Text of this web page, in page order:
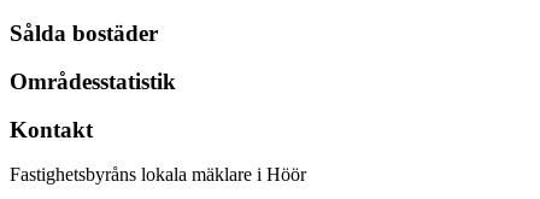
Sålda bostäder
Områdesstatistik
Kontakt
Fastighetsbyråns lokala mäklare i Höör